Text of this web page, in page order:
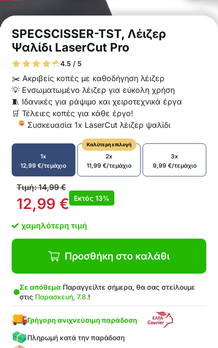
SPECSCISSER-TST, Λέιζερ
Ψαλίδι LaserCut Pro
4.5 / 5
✂️ Ακριβείς κοπές με καθοδήγηση λέιζερ
💡 Ενσωματωμένο λέιζερ για εύκολη χρήση
🧵 Ιδανικές για ράψιμο και χειροτεχνικά έργα
🛒 Τέλειες κοπές για κάθε έργο!
Συσκευασία 1x LaserCut λέιζερ ψαλίδι
1x
12,99€/τεμάχιο
Καλύτερη επιλογή
2x
11,99 €/τεμάχιο
3x
9,99 €/τεμάχιο
Τιμή:14,99€
12,99 € Εκτός 13%
χαμηλότερη τιμή
Προσθήκη στο καλάθι
Σε απόθεμα Παραγγείλτε σήμερα, θα σας στείλουμε
στις Παρασκευή, 7.8.!
Γρήγορη ανιχνεύσιμη παράδοση
Πληρωμή κατά την παράδοση